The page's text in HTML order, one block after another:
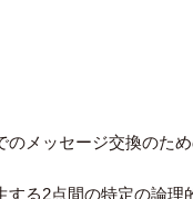
メッセージ交換のため
る2点間の特定の論理